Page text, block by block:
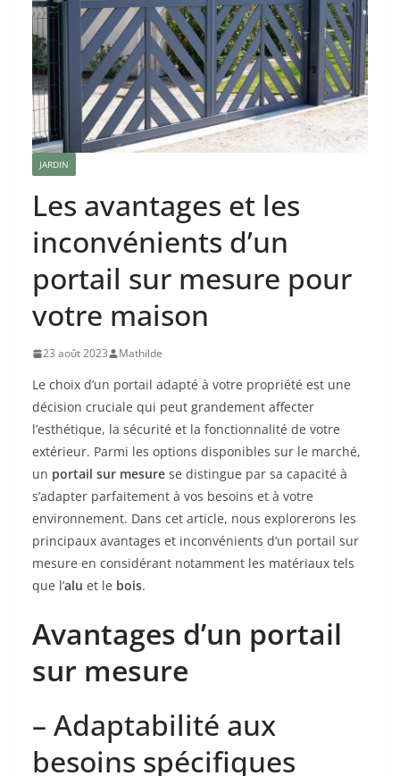
JARDIN
Les avantages et les
inconvénients d’un
portail sur mesure pour
votre maison
23 août 2023 Mathilde
Le choix d’un portail adapté à votre propriété est une
décision cruciale qui peut grandement affecter
l’esthétique, la sécurité et la fonctionnalité de votre
extérieur. Parmi les options disponibles sur le marché,
un portail sur mesure se distingue par sa capacité à
s’adapter parfaitement à vos besoins et à votre
environnement. Dans cet article, nous explorerons les
principaux avantages et inconvénients d’un portail sur
mesure en considérant notamment les matériaux tels
que l’alu et le bois.
Avantages d’un portail
sur mesure
– Adaptabilité aux
besoins spécifiques